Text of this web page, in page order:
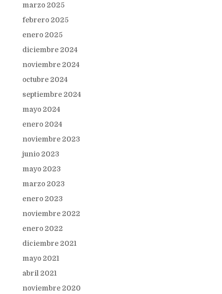
marzo 2025
febrero 2025
enero 2025
diciembre 2024
noviembre 2024
octubre 2024
septiembre 2024
mayo 2024
enero 2024
noviembre 2023
junio 2023
mayo 2023
marzo 2023
enero 2023
noviembre 2022
enero 2022
diciembre 2021
mayo 2021
abril 2021
noviembre 2020